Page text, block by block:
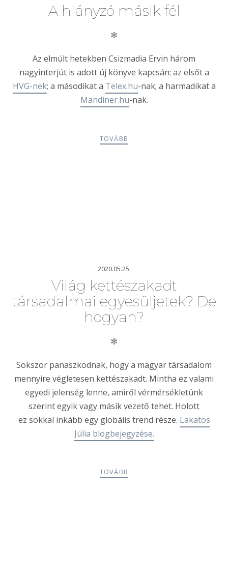
A hiányzó másik fél
✻
Az elmúlt hetekben Csizmadia Ervin három
nagyinterjút is adott új könyve kapcsán: az elsőt a
HVG-nek; a másodikat a Telex.hu-nak; a harmadikat a
Mandiner.hu-nak.
TOVÁBB
2020.05.25.
Világ kettészakadt
társadalmai egyesüljetek? De
hogyan?
✻
Sokszor panaszkodnak, hogy a magyar társadalom
mennyire végletesen kettészakadt. Mintha ez valami
egyedi jelenség lenne, amiről vérmérsékletünk
szerint egyik vagy másik vezető tehet. Holott
ez sokkal inkább egy globális trend része. Lakatos
Júlia blogbejegyzése.
TOVÁBB